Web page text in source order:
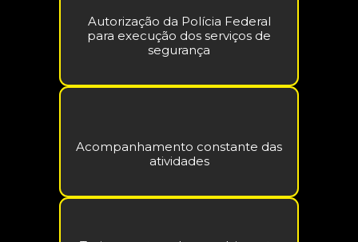
Autorização da Polícia Federal
para execução dos serviços de
segurança
Acompanhamento constante das
atividades